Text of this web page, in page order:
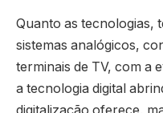
Quanto as tecnologias,
sistemas analógicos,
terminais de TV, com a
a tecnologia digital